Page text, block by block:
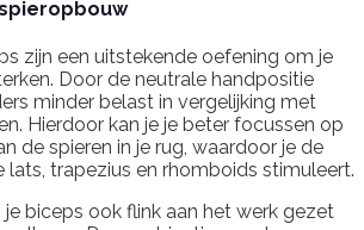
zijn een uitstekende oefening om je
Door de neutrale handpositie
minder belast in vergelijking met
Hierdoor kan je je beter focussen op
de spieren in je rug, waardoor je de
lats, trapezius en rhomboids stimuleert.
je biceps ook flink aan het werk gezet